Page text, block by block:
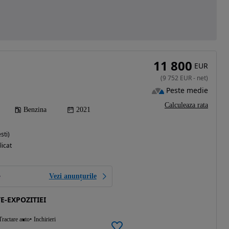
Benzina 2021
Vezi anunțurile
EXPOZITIEI
auto Inchirieri
11 800 EUR
(9 752 EUR- net)
Peste medie
Calculeaza rata